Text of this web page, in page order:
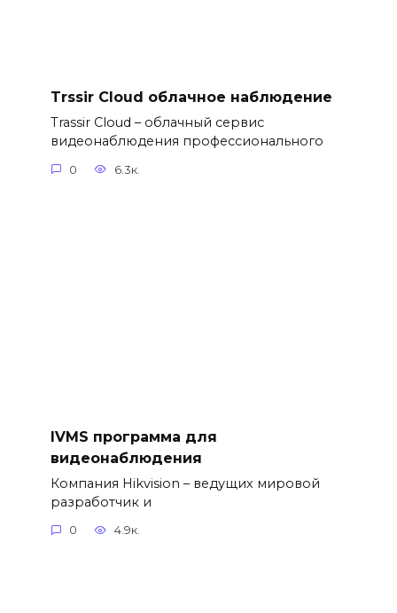
Trssir Cloud облачное наблюдение
Trassir Cloud – облачный сервис
видеонаблюдения профессионального
0 6.3к.
IVMS программа для
видеонаблюдения
Компания Hikvision – ведущих мировой
разработчик и
0 4.9к.